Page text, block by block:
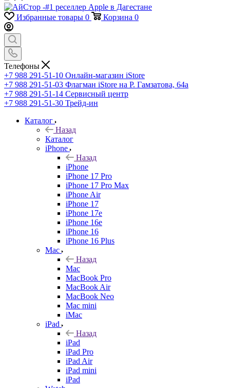
Избранные товары 0 Корзина 0
Телефоны
+7 988 291-51-10 Онлайн-магазин iStore
+7 988 291-51-03 Флагман iStore на Р. Гамзатова, 64а
+7 988 291-51-14 Сервисный центр
+7 988 291-51-30 Трейд-ин
Каталог
Назад
Каталог
iPhone
Назад
iPhone
iPhone 17 Pro
iPhone 17 Pro Max
iPhone Air
iPhone 17
iPhone 17e
iPhone 16e
iPhone 16
iPhone 16 Plus
Mac
Назад
Mac
MacBook Pro
MacBook Air
MacBook Neo
Mac mini
iMac
iPad
Назад
iPad
iPad Pro
iPad Air
iPad mini
iPad